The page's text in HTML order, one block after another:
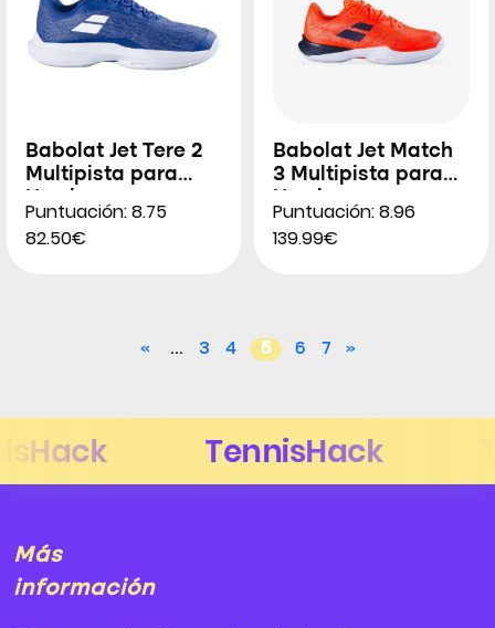
Babolat Jet Tere 2
Multipista para
Puntuación: 8.75
82.50€
Babolat Jet Match
3 Multipista para
Puntuación: 8.96
139.99€
« ... 3 4 5 6 7 »
Más
información